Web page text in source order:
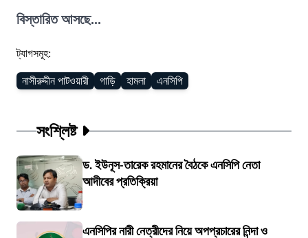
বিস্তারিত আসছে...
ট্যাগসমূহ:
নাসীরুদ্দীন পাটওয়ারী গাড়ি হামলা এনসিপি
সংশ্লিষ্ট
ড. ইউনূস-তারেক রহমানের বৈঠকে এনসিপি নেতা
আদীবের প্রতিক্রিয়া
এনসিপির নারী নেত্রীদের নিয়ে অপপ্রচারের নিন্দা ও